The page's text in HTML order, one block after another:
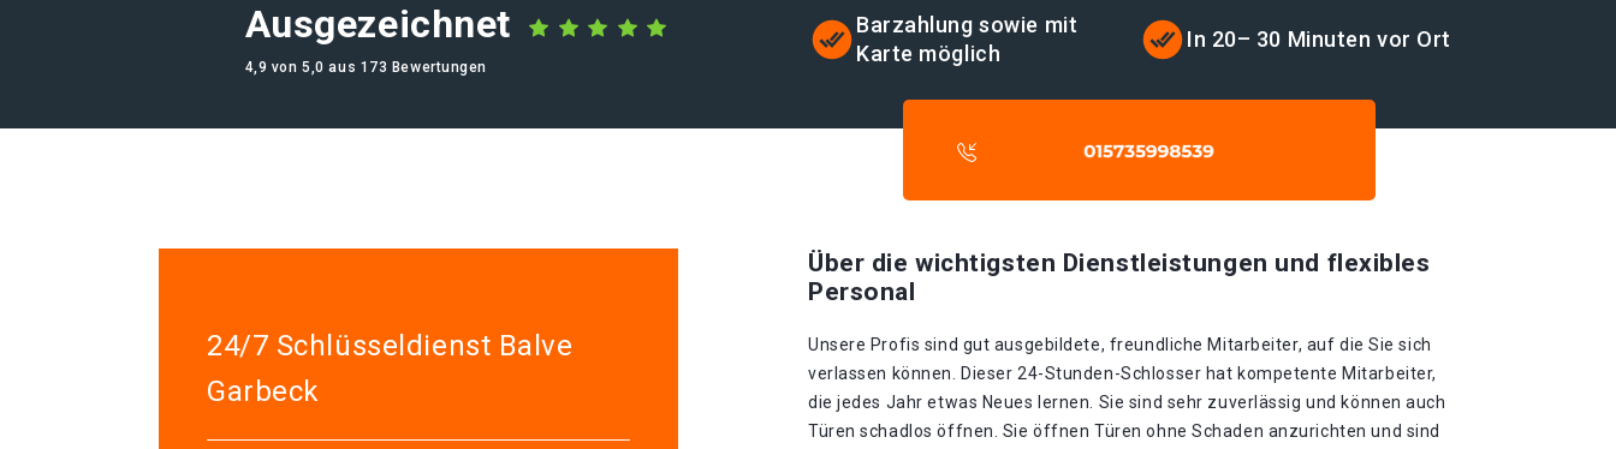
Ausgezeichnet
4,9 von 5,0 aus 173 Bewertungen
Barzahlung sowie mit
Karte möglich
In 20– 30 Minuten vor Ort
24/7 Schlüsseldienst Balve
Garbeck
Über die wichtigsten Dienstleistungen und flexibles
Personal
Unsere Profis sind gut ausgebildete, freundliche Mitarbeiter, auf die Sie sich
verlassen können. Dieser 24-Stunden-Schlosser hat kompetente Mitarbeiter,
die jedes Jahr etwas Neues lernen. Sie sind sehr zuverlässig und können auch
Türen schadlos öffnen. Sie öffnen Türen ohne Schaden anzurichten und sind